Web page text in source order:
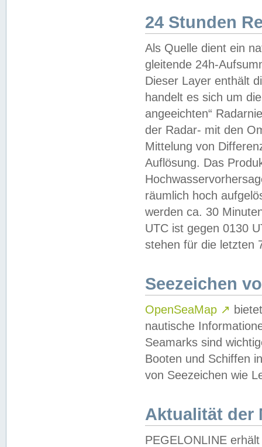
24 Stunden
Als Quelle dient ein
gleitende 24h-
Dieser Layer enthält
handelt es sich um
angeeichten“
der Radar- mit den
Mittelung von
Auflösung. Das
räumlich hoch
werden ca. 30
UTC ist gegen 0130
stehen für die letzten
Seezeichen
OpenSeaMap ↗
nautische
Seamarks sind
Booten und Schiffen
von Seezeichen wie
Aktualität der
PEGELONLINE